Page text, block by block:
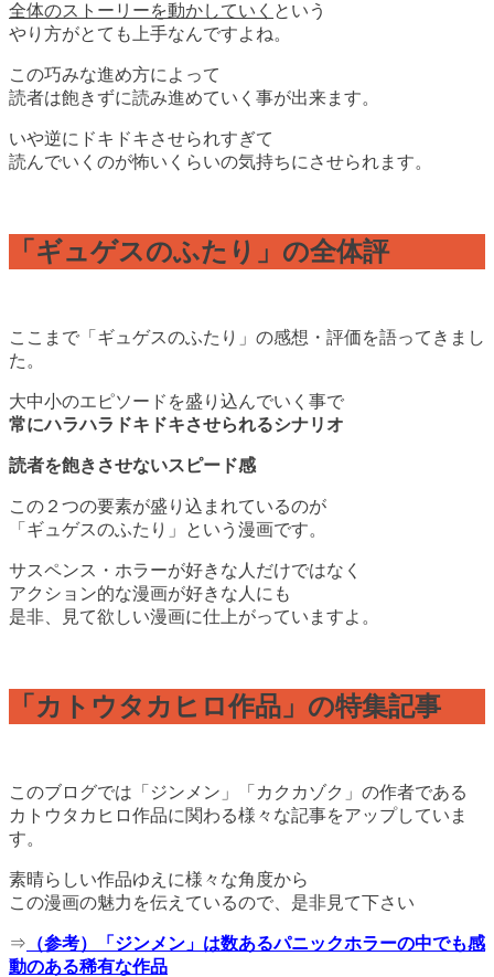
全体のストーリーを動かしていく という
やり方がとても上手なんですよね。
この巧みな進め方によって
読者は飽きずに読み進めていく事が出来ます。
いや逆にドキドキさせられすぎて
読んでいくのが怖いくらいの気持ちにさせられます。
「ギュゲスのふたり」の全体評
ここまで「ギュゲスのふたり」の感想・評価を語ってきまし
た。
大中小のエピソードを盛り込んでいく事で
常にハラハラドキドキさせられるシナリオ
読者を飽きさせないスピード感
この２つの要素が盛り込まれているのが
「ギュゲスのふたり」という漫画です。
サスペンス・ホラーが好きな人だけではなく
アクション的な漫画が好きな人にも
是非、見て欲しい漫画に仕上がっていますよ。
「カトウタカヒロ作品」の特集記事
このブログでは「ジンメン」「カクカゾク」の作者である
カトウタカヒロ作品に関わる様々な記事をアップしていま
す。
素晴らしい作品ゆえに様々な角度から
この漫画の魅力を伝えているので、是非見て下さい
⇒ （参考）「ジンメン」は数あるパニックホラーの中でも感
動のある稀有な作品